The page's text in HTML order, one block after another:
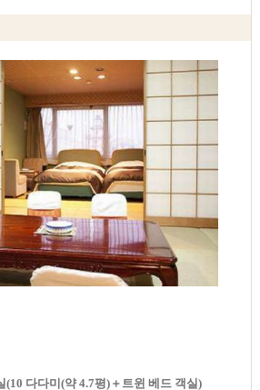
(10 다다미(약 4.7평)＋트윈 베드 객실)